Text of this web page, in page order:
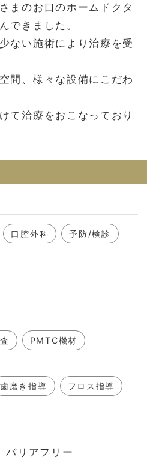
について
合わせ
規約
まのお口のホームドクタ
できました。
ない施術により治療を受
間、様々な設備にこだわ
て治療をおこなっており
口腔外科 予防/検診
PMTC機材
歯磨き指導 フロス指導
バリアフリー